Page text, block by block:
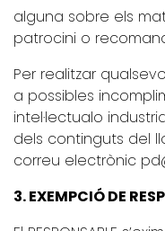
alguna sobre els
patrocini o
Per realitzar
a possibles
intel·lectualo
dels continguts del
correu electrònic
3.EXEMPCIÓ DE